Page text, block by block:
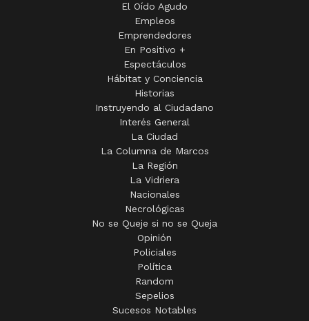
El Oído Agudo
Empleos
Emprendedores
En Positivo +
Espectáculos
Hábitat y Conciencia
Historias
Instruyendo al Ciudadano
Interés General
La Ciudad
La Columna de Marcos
La Región
La Vidriera
Nacionales
Necrológicas
No se Queje si no se Queja
Opinión
Policiales
Política
Random
Sepelios
Sucesos Notables